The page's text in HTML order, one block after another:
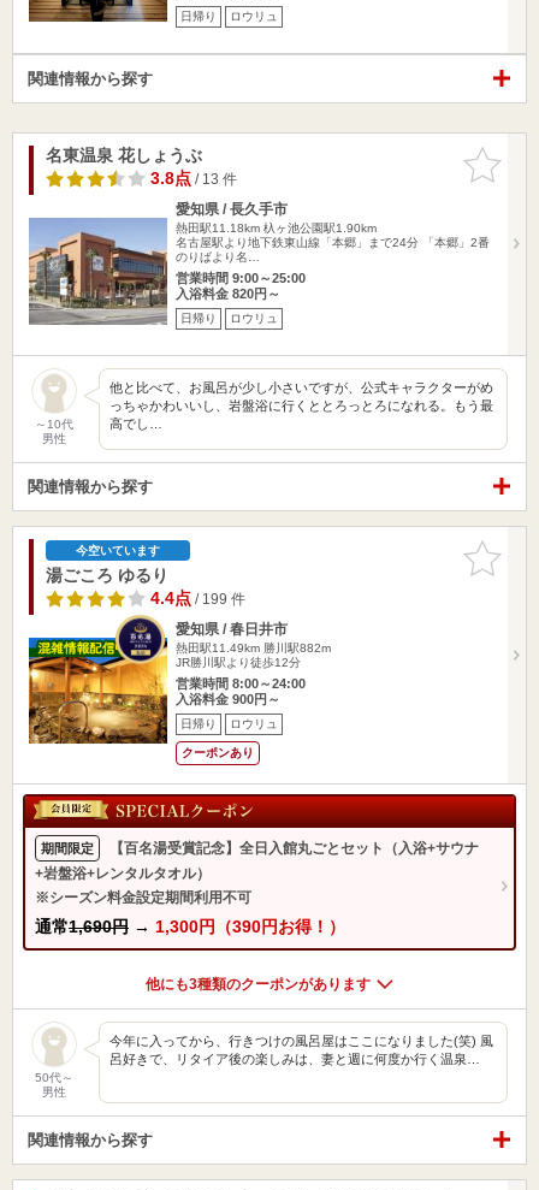
日帰り ロウリュ
関連情報から探す
お気に入
りに追加
名東温泉 花しょうぶ
3.8点/ 13 件
愛知県 / 長久手市
熱田駅11.18km 杁ヶ池公園駅1.90km
名古屋駅より地下鉄東山線「本郷」まで24分 「本郷」2番
のりばより名…
営業時間 9:00～25:00
入浴料金 820円～
日帰り ロウリュ
～10代
男性
他と比べて、お風呂が少し小さいですが、公式キャラクターがめ
っちゃかわいいし、岩盤浴に行くととろっとろになれる。もう最
高でし…
関連情報から探す
お気に入
りに追加
今空いています
湯ごころ ゆるり
4.4点/ 199 件
愛知県 / 春日井市
熱田駅11.49km 勝川駅882m
JR勝川駅より徒歩12分
営業時間 8:00～24:00
入浴料金 900円～
日帰り ロウリュ
クーポンあり
期間限定
【百名湯受賞記念】全日入館丸ごとセット（入浴+サウナ
+岩盤浴+レンタルタオル）
※シーズン料金設定期間利用不可
通常1,690円 → 1,300円（390円お得！）
他にも3種類のクーポンがあります
50代～
男性
今年に入ってから、行きつけの風呂屋はここになりました(笑) 風
呂好きで、リタイア後の楽しみは、妻と週に何度か行く温泉…
関連情報から探す